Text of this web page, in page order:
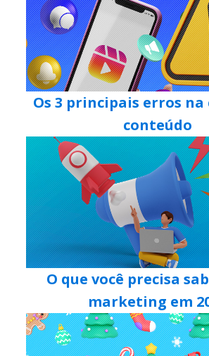
Os 3 principais erros na
conteúdo
O que você precisa
marketing em